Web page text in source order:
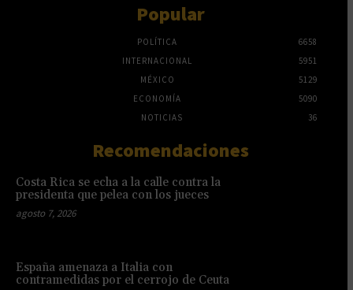
Popular
POLÍTICA
6658
INTERNACIONAL
5951
MÉXICO
5129
ECONOMÍA
5090
NOTICIAS
36
Recomendaciones
Costa Rica se echa a la calle contra la
presidenta que pelea con los jueces
agosto 7, 2026
España amenaza a Italia con
contramedidas por el cerrojo de Ceuta